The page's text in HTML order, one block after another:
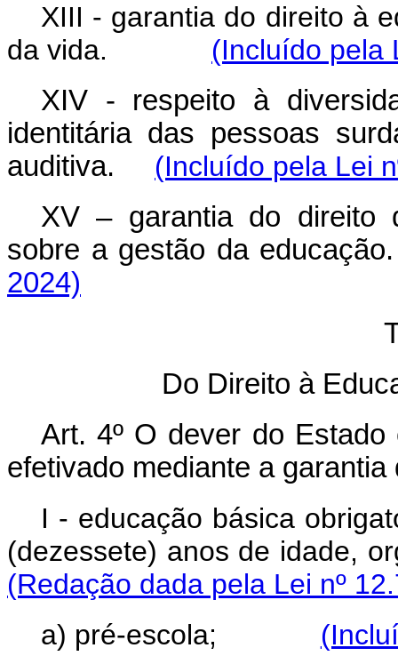
XIII - garantia do direito à
da vida.
(Incluído pela
XIV - respeito à
identitária das pessoas
auditiva. (Incluído pela Lei
XV – garantia do direito
sobre a gestão da
2024)
Do Direito à
Art. 4º O dever do
efetivado mediante a garantia
I - educação básica
(dezessete) anos de
(Redação dada pela Lei nº
a) pré-escola;